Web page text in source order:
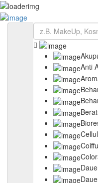
eintragen
Startseite
über Swiss-Beauty
Kontakt
Veranstaltungen
Beauty-Wiki
Produkte
Datenschutzerklärung
Impressum
Anti